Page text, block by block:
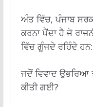
ਅੰਤ ਵਿੱਚ, ਪੰਜਾਬ
ਕਰਨਾ ਪੈਂਦਾ ਹੈ ਜੋ
ਵਿੱਚ ਗੂੰਜਦੇ ਰਹਿੰਦੇ ਹਨ:
ਜਦੋਂ ਵਿਵਾਦ ਉਭਰਿਆ
ਕੀਤੀ ਗਈ?